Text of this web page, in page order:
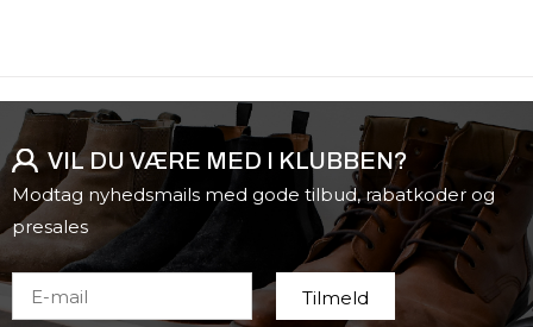
VIL DU VÆRE MED I KLUBBEN?
Modtag nyhedsmails med gode tilbud, rabatkoder og
presales